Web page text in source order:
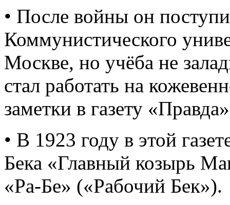
• После войны он
Коммунистического
Москве, но учёба не
стал работать на
заметки в газету
• В 1923 году в этой
Бека «Главный козырь
«Ра-Бе» («Рабочий Бек»).